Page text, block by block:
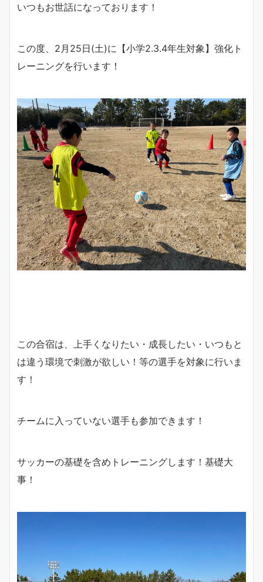
いつもお世話になっております！
この度、2月25日(土)に【小学2.3.4年生対象】強化ト
レーニングを行います！
この合宿は、上手くなりたい・成長したい・いつもと
は違う環境で刺激が欲しい！等の選手を対象に行いま
す！
チームに入っていない選手も参加できます！
サッカーの基礎を含めトレーニングします！基礎大
事！